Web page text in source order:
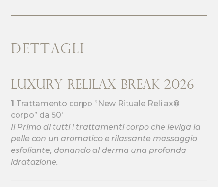
DETTAGLI
Luxury Relilax Break 2026
1 Trattamento corpo ”New Rituale Relilax®
corpo” da 50′
Il Primo di tutti i trattamenti corpo che leviga la
pelle con un aromatico e rilassante massaggio
esfoliante, donando al derma una profonda
idratazione.